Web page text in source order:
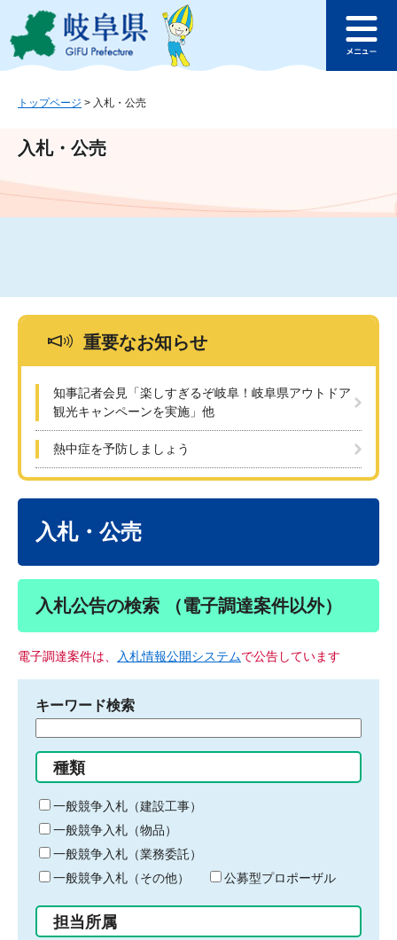
ジ
ュ
文
このページの本文へ
ュ
トップページ > 入札・公売
入札・公売
重要なお知らせ
知事記者会見「楽しすぎるぞ岐阜！岐阜県アウトドア
観光キャンペーンを実施」他
熱中症を予防しましょう
入札・公売
入札公告の検索 （電子調達案件以外）
電子調達案件は、 入札情報公開システムで公告しています
キーワード検索
る
キ
ー
ワ
ー
ド
入
力
種類
一般競争入札（建設工事）
一般競争入札（物品）
一般競争入札（業務委託）
一般競争入札（その他）
公募型プロポーザル
担当所属